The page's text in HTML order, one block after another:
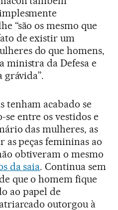
“são os mesmo que
de existir um
do que homens,
ministra da Defesa e
grávida”.
tenham acabado se
entre os vestidos e
das mulheres, as
as peças femininas ao
obtiveram o mesmo
da saia. Continua sem
que o homem fique
ao papel de
outorgou à